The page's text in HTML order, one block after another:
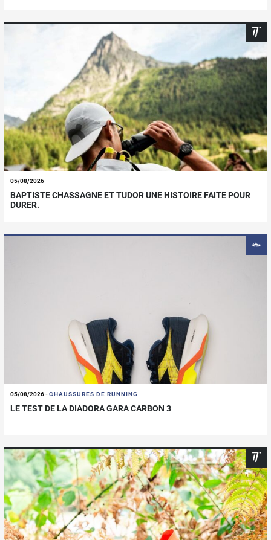
05/08/2026
BAPTISTE CHASSAGNE ET TUDOR UNE HISTOIRE FAITE POUR
DURER.
05/08/2026-CHAUSSURES DE RUNNING
LE TEST DE LA DIADORA GARA CARBON 3